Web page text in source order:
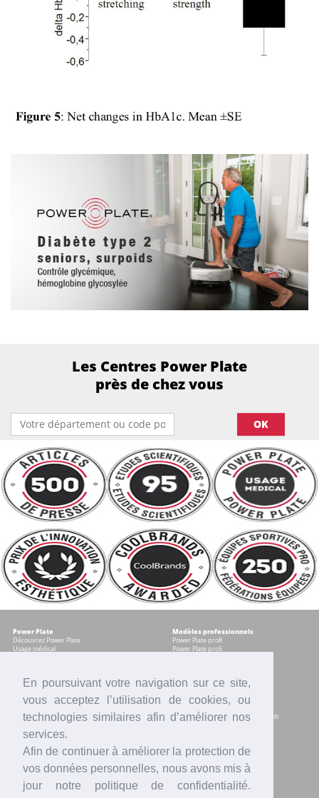
En poursuivant votre navigation sur ce site,
vous acceptez l’utilisation de cookies, ou
technologies similaires afin d’améliorer nos
services.
Afin de continuer à améliorer la protection de
vos données personnelles, nous avons mis à
jour notre politique de confidentialité.
Les Centres Power Plate
près de chez vous
OK
Power Plate
Découvrez Power Plate
Usage médical
Modèles professionnels
Power Plate pro8
Power Plate pro5
Modèles pour les particuliers
Power Plate my5
Power Plate Compacte
Comparatif modèles
Services
Accompagnement marketing & web
Reprise
Intranet